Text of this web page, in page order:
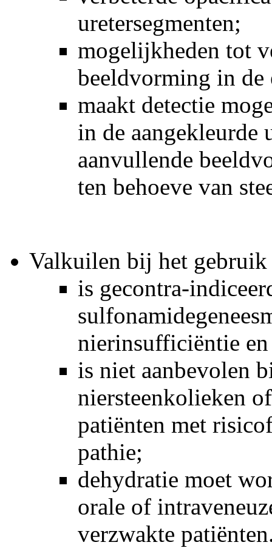
uretersegmenten;
mogelijkheden tot
beeldvorming in de
maakt detectie
in de aangekleurde
aanvullende
ten behoeve van
Valkuilen bij het
is gecontra-
nierinsufficiëntie
is niet aanbevolen
niersteenkolieken
patiënten met
pathie;
dehydratie moet
orale of
verzwakte